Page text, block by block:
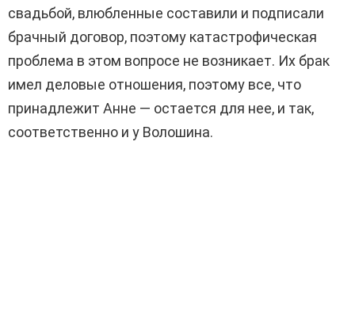
свадьбой, влюбленные составили и подписали
брачный договор, поэтому катастрофическая
проблема в этом вопросе не возникает. Их брак
имел деловые отношения, поэтому все, что
принадлежит Анне — остается для нее, и так,
соответственно и у Волошина.